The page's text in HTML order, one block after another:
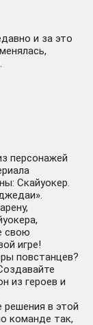
и за это
персонажей
Скайуокер.
свою
игре!
повстанцев?
из героев и
решения в этой
команде так,